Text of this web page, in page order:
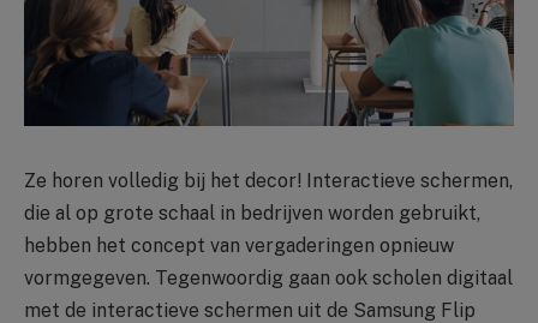
Ze horen volledig bij het decor! Interactieve schermen,
die al op grote schaal in bedrijven worden gebruikt,
hebben het concept van vergaderingen opnieuw
vormgegeven. Tegenwoordig gaan ook scholen digitaal
met de interactieve schermen uit de Samsung Flip